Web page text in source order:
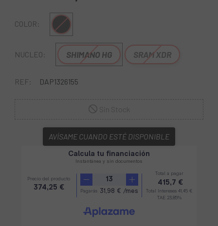
COLOR: Negro
NUCLEO: SHIMANO HG SRAM XDR
REF: DAP1326155
AVÍSAME CUANDO ESTÉ DISPONIBLE